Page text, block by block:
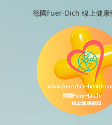
德國Fuer-Dich 線上健康